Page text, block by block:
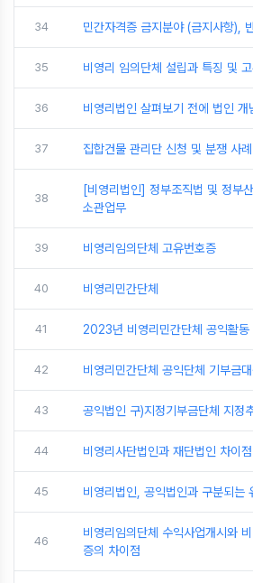
34 민간자격증 금지분야 (금지사항),
35 비영리 임의단체 설립과 특징 및
36 비영리법인 살펴보기 전에 법인 개
37 집합건물 관리단 신청 및 분쟁 사례
38
[비영리법인] 정부조직법 및 정부
소관업무
39 비영리임의단체 고유번호증
40 비영리민간단체
41 2023년 비영리민간단체 공익활동
42 비영리민간단체 공익단체 기부금
43 공익법인 구)지정기부금단체 지정
44 비영리사단법인과 재단법인 차이점
45 비영리법인, 공익법인과 구분되는
46
비영리임의단체 수익사업개시와
증의 차이점